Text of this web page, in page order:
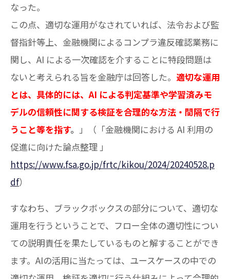
なった。
この点、適切な運用がなされていれば、法令および監
督指針等上、金融機関によるコンプラ違反確認業務に
関し、AI による一次確認を介することに特段問題は
ないと考えられる旨を金融庁は回答した。 適切な運用
とは、具体的には、AI による判定基準や学習済みモ
デルの信頼性に関する検証を合理的な方法・間隔で行
うこと等を指す。 」（「金融機関における AI 利用の
促進に向けた論点整理 」
https://www.fsa.go.jp/frtc/kikou/2024/20240528.p
df）
すなわち、ブラックボックスの部分について、適切な
運用を行うということで、フロー全体の適切性につい
ての説明責任を果たしているものと解することができ
ます。AIの活用に当たっては、ユースケースの中での